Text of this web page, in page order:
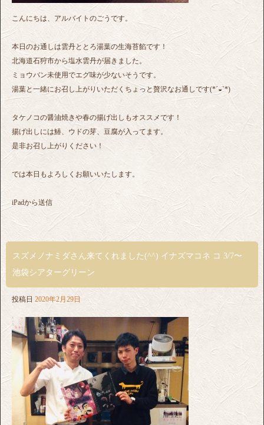
こんにちは、アルバイトのごうです。
本日のお通しは雲丹ととろ湯葉の生海苔餡です！
北海道石狩市から塩水雲丹が届きました。
ミョウバン未使用でエグ味が少ないそうです。
湯葉と一緒にお召し上がりいただくちょっと贅沢なお通しです(*´◒`*)
タケノコの醤油焼きや春の揚げ出しもオススメです！
揚げ出しには鰆、ウドの芽、豆腐が入ってます。
是非お召し上がりください！
では本日もよろしくお願いいたします。
iPadから送信
スズメノナミダさん来てくれました(^^) イナズマコネ コ 3/7〜
池袋シアターグリーン
投稿日 2020年2月29日